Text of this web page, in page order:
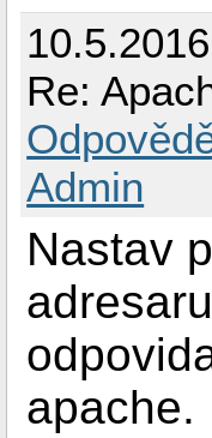
Re:
Admin
Nastav
apache.